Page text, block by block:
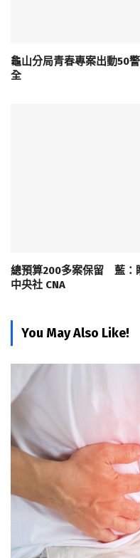
龜山分局青春專案出動50
全
總預算200多案保留 藍：
中央社 CNA
You May Also Like!